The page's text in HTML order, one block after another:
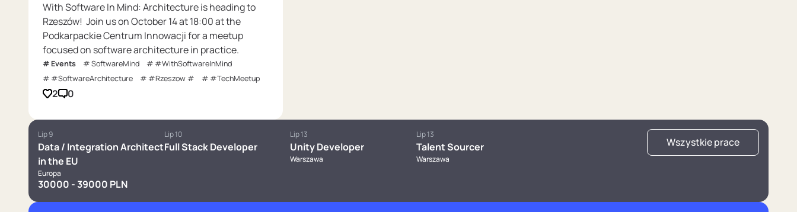
With Software In Mind: Architecture is heading to
Rzeszów! Join us on October 14 at 18:00 at the
Podkarpackie Centrum Innowacji for a meetup
focused on software architecture in practice.
Events SoftwareMind
#WithSoftwareInMind
#SoftwareArchitecture
#Rzeszow # #TechMeetup
2 0
Lip 9
Data / Integration Architect
in the EU
Europa
30000 - 39000 PLN
Lip 10
Full Stack Developer
Lip 13
Unity Developer
Warszawa
Lip 13
Talent Sourcer
Warszawa
Wszystkie prace